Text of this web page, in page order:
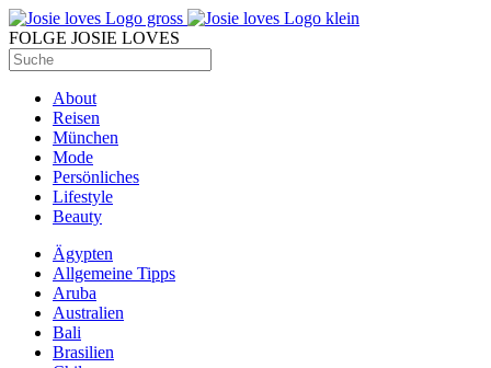
FOLGE JOSIE LOVES
About
Reisen
München
Mode
Persönliches
Lifestyle
Beauty
Ägypten
Allgemeine Tipps
Aruba
Australien
Bali
Brasilien